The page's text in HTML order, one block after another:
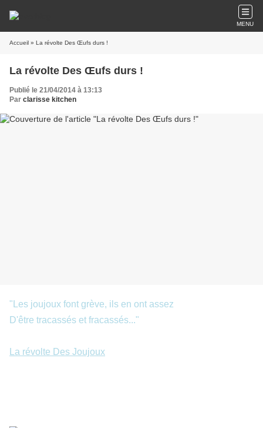
MENU
Accueil » La révolte Des Œufs durs !
La révolte Des Œufs durs !
Publié le 21/04/2014 à 13:13
Par clarisse kitchen
"Les joujoux font grève, ils en ont assez
D'être tracassés et fracassés..."
La révolte Des Joujoux